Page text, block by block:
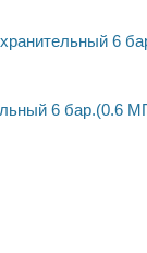
6 бар.(0.6